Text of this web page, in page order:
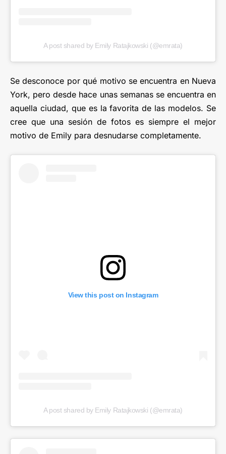
A post shared by Emily Ratajkowski (@emrata)
Se desconoce por qué motivo se encuentra en Nueva
York, pero desde hace unas semanas se encuentra en
aquella ciudad, que es la favorita de las modelos. Se
cree que una sesión de fotos es siempre el mejor
motivo de Emily para desnudarse completamente.
View this post on Instagram
A post shared by Emily Ratajkowski (@emrata)